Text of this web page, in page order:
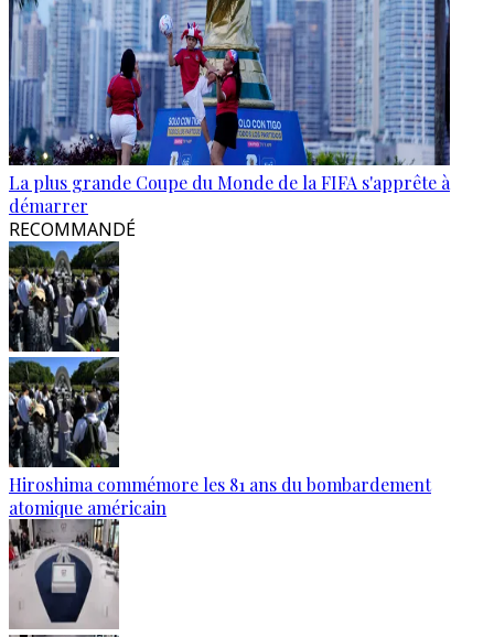
La plus grande Coupe du Monde de la FIFA s'apprête à
démarrer
RECOMMANDÉ
Hiroshima commémore les 81 ans du bombardement
atomique américain